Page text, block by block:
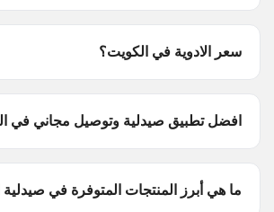
سعر الادوية في الكويت؟
افضل تطبيق صيدلية وتوصيل مجاني في
ما هي أبرز المنتجات المتوفرة في صيدلية